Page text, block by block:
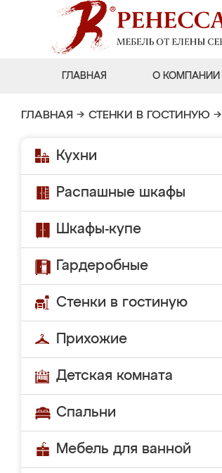
ГЛАВНАЯ О КОМПАНИИ
ГЛАВНАЯ → СТЕНКИ В ГОСТИНУЮ →
Кухни
Распашные шкафы
Шкафы-купе
Гардеробные
Стенки в гостиную
Прихожие
Детская комната
Спальни
Мебель для ванной